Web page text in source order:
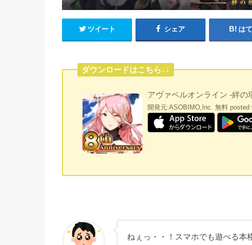
ツイート シェア は
ダウンロードはこちら↓↓
アヴァベルオンライン -絆の
開発元:ASOBIMO,Inc. 無料 posted
ねぇっ・・！スマホでも遊べる本